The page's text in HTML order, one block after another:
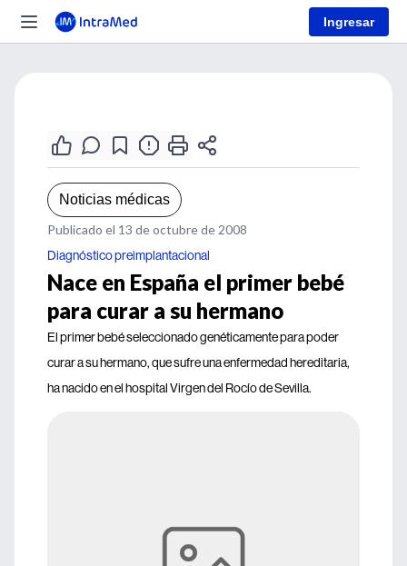
Ingresar
Noticias médicas
Publicado el 13 de octubre de 2008
Diagnóstico preimplantacional
Nace en España el primer bebé
para curar a su hermano
El primer bebé seleccionado genéticamente para poder
curar a su hermano, que sufre una enfermedad hereditaria,
ha nacido en el hospital Virgen del Rocío de Sevilla.